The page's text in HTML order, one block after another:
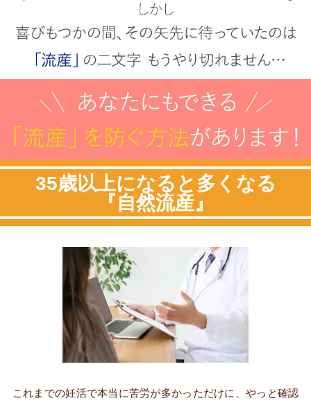
35歳以上になると多くなる
『自然流産』
これまでの妊活で本当に苦労が多かっただけに、やっと確認